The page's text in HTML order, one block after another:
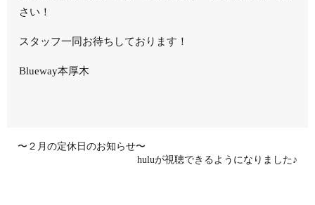
さい！
スタッフ一同お待ちしております！
Blueway本厚木
〜２月の定休日のお知らせ〜
huluが視聴できるようになりました♪